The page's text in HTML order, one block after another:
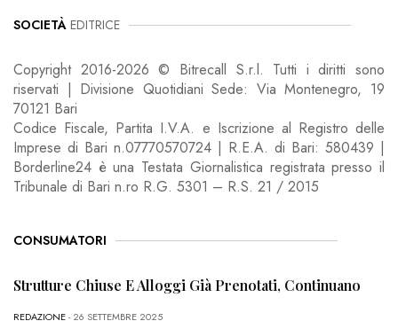
SOCIETÀ EDITRICE
Copyright 2016-2026 © Bitrecall S.r.l. Tutti i diritti sono
riservati | Divisione Quotidiani Sede: Via Montenegro, 19
70121 Bari
Codice Fiscale, Partita I.V.A. e Iscrizione al Registro delle
Imprese di Bari n.07770570724 | R.E.A. di Bari: 580439 |
Borderline24 è una Testata Giornalistica registrata presso il
Tribunale di Bari n.ro R.G. 5301 – R.S. 21 / 2015
CONSUMATORI
Strutture Chiuse E Alloggi Già Prenotati, Continuano
REDAZIONE- 26 SETTEMBRE 2025